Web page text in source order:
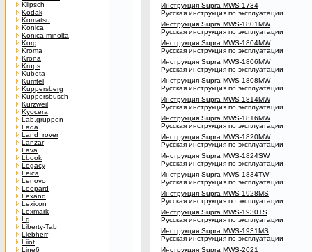
Klipsch
Kodak
Komatsu
Konica
Konica-minolta
Korg
Kroma
Krona
Krups
Kubota
Kumtel
Kuppersberg
Kuppersbusch
Kurzweil
Kyocera
Lab.gruppen
Lada
Land_rover
Lanzar
Lava
Lbook
Legacy
Leica
Lenovo
Leopard
Lexand
Lexicon
Lexmark
Lg
Liberty-Tab
Liebherr
Liiot
Line6
Инструкция Supra MWS-1734
Русская инструкция по эксплуатации
Инструкция Supra MWS-1801MW
Русская инструкция по эксплуатации
Инструкция Supra MWS-1804MW
Русская инструкция по эксплуатации
Инструкция Supra MWS-1806MW
Русская инструкция по эксплуатации
Инструкция Supra MWS-1808MW
Русская инструкция по эксплуатации
Инструкция Supra MWS-1814MW
Русская инструкция по эксплуатации
Инструкция Supra MWS-1816MW
Русская инструкция по эксплуатации
Инструкция Supra MWS-1820MW
Русская инструкция по эксплуатации
Инструкция Supra MWS-1824SW
Русская инструкция по эксплуатации
Инструкция Supra MWS-1834TW
Русская инструкция по эксплуатации
Инструкция Supra MWS-1928MS
Русская инструкция по эксплуатации
Инструкция Supra MWS-1930TS
Русская инструкция по эксплуатации
Инструкция Supra MWS-1931MS
Русская инструкция по эксплуатации
Инструкция Supra MWS-2021